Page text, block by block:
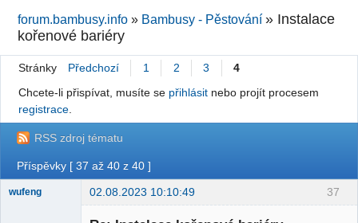
forum.bambusy.info » Bambusy - Pěstování » Instalace
kořenové bariéry
Stránky Předchozí 1 2 3
4
Chcete-li přispívat, musíte se přihlásitnebo projít procesem
registrace.
RSS zdroj tématu
Příspěvky [ 37 až 40 z 40 ]
37
wufeng 02.08.2023 10:10:49